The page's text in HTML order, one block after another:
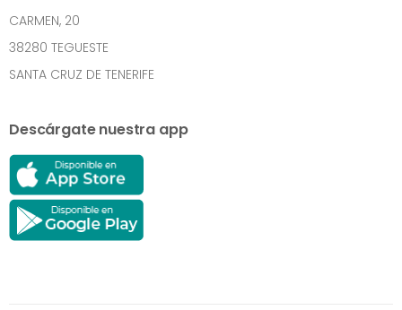
CARMEN, 20
38280 TEGUESTE
SANTA CRUZ DE TENERIFE
Descárgate nuestra app